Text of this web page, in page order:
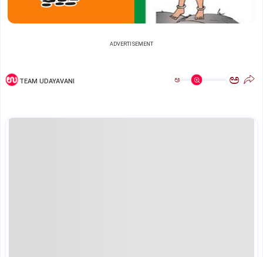
ADVERTISEMENT
TEAM UDAYAVANI ಅ ಅ